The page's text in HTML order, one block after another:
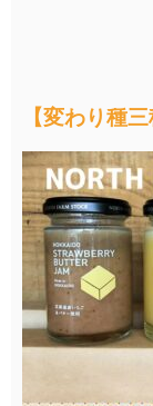
【変わり種